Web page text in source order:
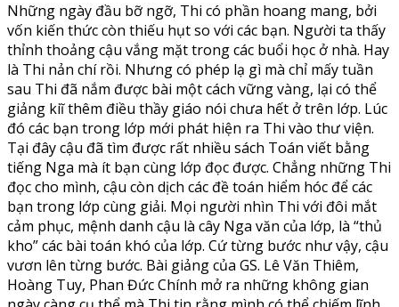
Những ngày đầu bỡ ngỡ, Thi có phần hoang mang, bởi
vốn kiến thức còn thiếu hụt so với các bạn. Người ta thấy
thỉnh thoảng cậu vắng mặt trong các buổi học ở nhà. Hay
là Thi nản chí rồi. Nhưng có phép lạ gì mà chỉ mấy tuần
sau Thi đã nắm được bài một cách vững vàng, lại có thể
giảng kiĩ thêm điều thầy giáo nói chưa hết ở trên lớp. Lúc
đó các bạn trong lớp mới phát hiện ra Thi vào thư viện.
Tại đây cậu đã tìm được rất nhiều sách Toán viết bằng
tiếng Nga mà ít bạn cùng lớp đọc được. Chẳng những Thi
đọc cho mình, cậu còn dịch các đề toán hiểm hóc để các
bạn trong lớp cùng giải. Mọi người nhìn Thi với đôi mắt
cảm phục, mệnh danh cậu là cây Nga văn của lớp, là “thủ
kho” các bài toán khó của lớp. Cứ từng bước như vậy, cậu
vươn lên từng bước. Bài giảng của GS. Lê Văn Thiêm,
Hoàng Tuy, Phan Đức Chính mở ra những không gian